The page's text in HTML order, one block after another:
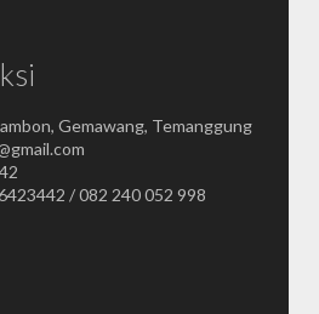
Gemawang, Temanggung
/ 082 240 052 998